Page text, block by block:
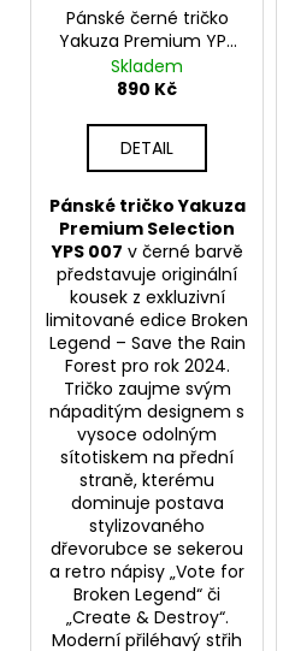
Pánské černé tričko
Yakuza Premium YPS
007 – Save the Rain
Forest
Skladem
890 Kč
DETAIL
Pánské tričko Yakuza
Premium Selection
YPS 007 v černé barvě
představuje originální
kousek z exkluzivní
limitované edice Broken
Legend – Save the Rain
Forest pro rok 2024.
Tričko zaujme svým
nápaditým designem s
vysoce odolným
sítotiskem na přední
straně, kterému
dominuje postava
stylizovaného
dřevorubce se sekerou
a retro nápisy „Vote for
Broken Legend“ či
„Create & Destroy“.
Moderní přiléhavý střih
PÁNSKÁ
VESTA
YAKUZA
PREMIUM
3966
BORN
TO
BURN
OLIVOVÁ